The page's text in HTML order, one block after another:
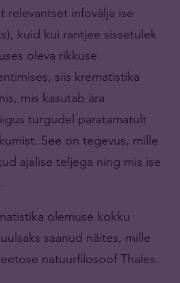
relevantset infovälja ise
kuid kui rantjee sissetulek
oleva rikkuse
siis krematistika
mis kasutab ära
turgudel paratamatult
See on tegevus, mille
ajalise teljega ning mis ise
olemuse kokku
saanud näites, mille
natuurfilosoof Thales.